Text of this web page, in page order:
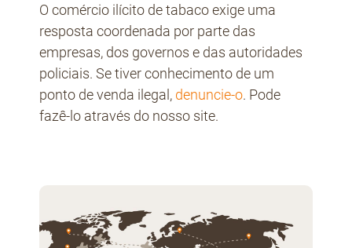
O comércio ilícito de tabaco exige uma
resposta coordenada por parte das
empresas, dos governos e das autoridades
policiais. Se tiver conhecimento de um
ponto de venda ilegal, denuncie-o. Pode
fazê-lo através do nosso site.